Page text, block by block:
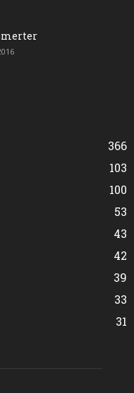
366
103
100
53
43
42
39
33
31